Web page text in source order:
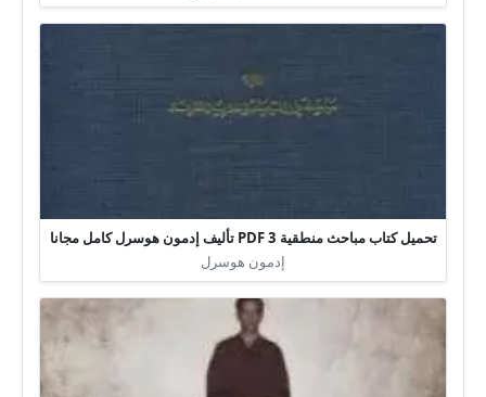
تحميل كتاب مباحث منطقية 3 PDF تأليف إدمون هوسرل كامل مجانا
إدمون هوسرل